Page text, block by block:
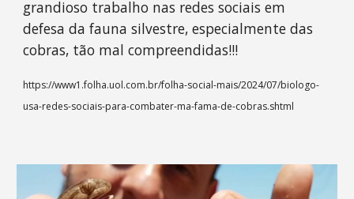
grandioso trabalho nas redes sociais em
defesa da fauna silvestre, especialmente das
cobras, tão mal compreendidas!!!
https://www1.folha.uol.com.br/folha-social-mais/2024/07/biologo-
usa-redes-sociais-para-combater-ma-fama-de-cobras.shtml